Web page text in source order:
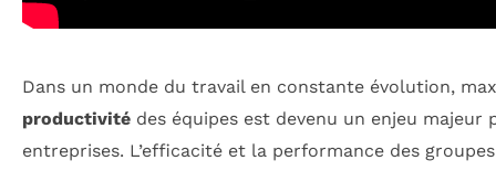
Dans un monde du travail en constante évolution,
productivité des équipes est devenu un enjeu majeur
entreprises. L’efficacité et la performance des